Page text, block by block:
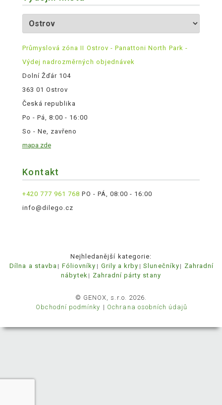
Průmyslová zóna II Ostrov - Panattoni North Park -
Výdej nadrozměrných objednávek
Dolní Žďár 104
363 01 Ostrov
Česká republika
Po - Pá, 8:00 - 16:00
So - Ne, zavřeno
mapa zde
Kontakt
+420 777 961 768 PO - PÁ, 08:00 - 16:00
info@dilego.cz
Nejhledanější kategorie:
Dílna a stavba
Fóliovníky Grily a krby Slunečníky
Zahradní
nábytek
Zahradní párty stany
© GENOX, s.r.o. 2026.
Obchodní podmínky
Ochrana osobních údajů